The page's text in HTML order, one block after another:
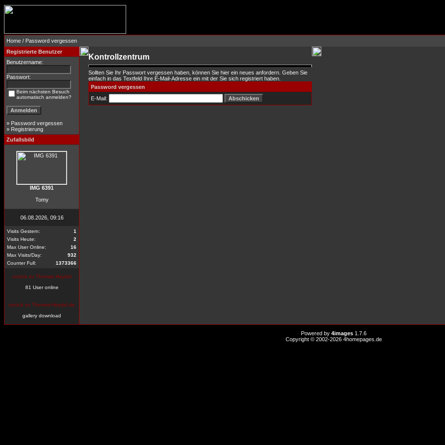
Home / Password vergessen
Registrierte Benutzer
Benutzername:
Passwort:
Beim nächsten Besuch
automatisch anmelden?
» Password vergessen
» Registrierung
Zufallsbild
IMG 6391
Tomy
06.08.2026, 09:16
Visits Gestern:
1
Visits Heute:
2
Max User Online:
16
Max Visits/Day:
932
Counter Full:
1373366
zurück zu Thomas Heydel
81 User online
zurück zu Thomas-Heydel.de
gallery download
Kontrollzentrum
Sollten Sie Ihr Passwort vergessen haben, können Sie hier ein neues anfordern. Geben Sie
einfach in das Textfeld Ihre E-Mail-Adresse ein mit der Sie sich registriert haben.
Password vergessen
E-Mail:
Powered by 4images 1.7.6
Copyright © 2002-2026 4homepages.de